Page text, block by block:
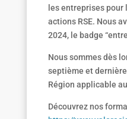
les entreprises
actions RSE. Nous
2024, le badge
Nous sommes dès
septième et
Région applicable
Découvrez nos